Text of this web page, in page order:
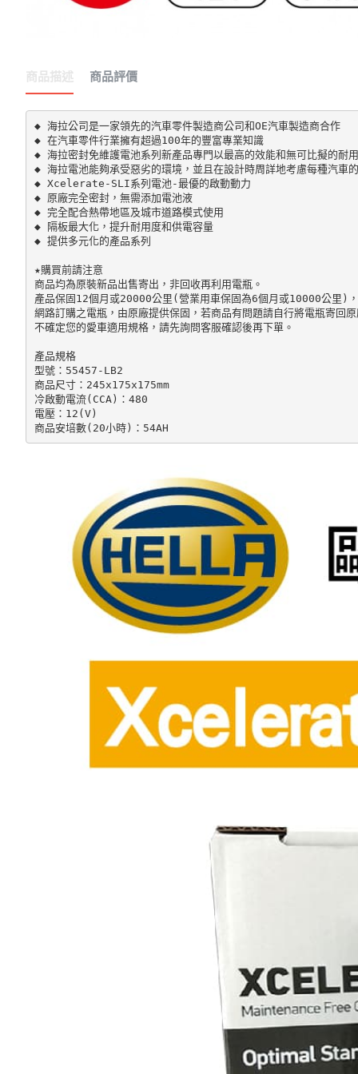
商品描述 商品評價
◆ 海拉公司是一家領先的汽車零件製造商公司和OE汽車製造商合作
◆ 在汽車零件行業擁有超過100年的豐富專業知識
◆ 海拉密封免維護電池系列新產品專門以最高的效能和無可比擬的耐
◆ 海拉電池能夠承受惡劣的環境，並且在設計時周詳地考慮每種汽車
◆ Xcelerate-SLI系列電池-最優的啟動動力
◆ 原廠完全密封，無需添加電池液
◆ 完全配合熱帶地區及城市道路模式使用
◆ 隔板最大化，提升耐用度和供電容量
◆ 提供多元化的產品系列
★購買前請注意
商品均為原裝新品出售寄出，非回收再利用電瓶。
產品保固12個月或20000公里(營業用車保固為6個月或10000公里)
網路訂購之電瓶，由原廠提供保固，若商品有問題請自行將電瓶寄回
不確定您的愛車適用規格，請先詢問客服確認後再下單。
產品規格
型號：55457-LB2
商品尺寸：245x175x175mm
冷啟動電流(CCA)：480
電壓：12(V)
商品安培數(20小時)：54AH